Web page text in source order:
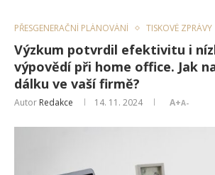
PŘESGENERAČNÍ PLÁNOVÁNÍ TISKOVÉ ZPRÁVY
Výzkum potvrdil efektivitu i
výpovědí při home office. Jak
dálku ve vaší firmě?
Autor Redakce 14. 11. 2024 A+A-